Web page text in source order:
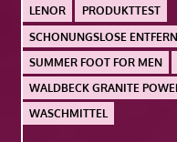
LENOR
PRODUKTTEST
SCHONUNGSLOSE
SUMMER FOOT FOR MEN
WALDBECK GRANITE
WASCHMITTEL